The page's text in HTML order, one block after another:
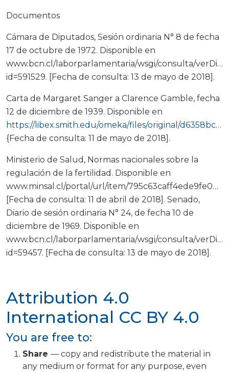
Attribution 4.0
International CC BY 4.0
You are free to:
Share — copy and redistribute the material in
any medium or format for any purpose, even
Documentos
Cámara de Diputados, Sesión ordinaria N° 8 de fecha
17 de octubre de 1972. Disponible en
www.bcn.cl/laborparlamentaria/wsgi/consulta/
id=591529. [Fecha de consulta: 13 de mayo de 2018].
Carta de Margaret Sanger a Clarence Gamble, fecha
12 de diciembre de 1939. Disponible en
https://libex.smith.edu/omeka/files/original/d6358bc3053c93183295bf2df1c0c931.pdf
{Fecha de consulta: 11 de mayo de 2018].
Ministerio de Salud, Normas nacionales sobre la
regulación de la fertilidad. Disponible en
www.minsal.cl/portal/url/item/
[Fecha de consulta: 11 de abril de 2018]. Senado,
Diario de sesión ordinaria N° 24, de fecha 10 de
diciembre de 1969. Disponible en
www.bcn.cl/laborparlamentaria/wsgi/consulta/
id=59457. [Fecha de consulta: 13 de mayo de 2018].